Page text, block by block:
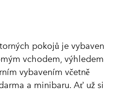
pokojů je vybaven
vchodem, výhledem
vybavením včetně
a minibaru. Ať už si